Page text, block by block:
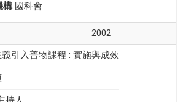
構 國科會
2002
引入普物課程 : 實施與成效